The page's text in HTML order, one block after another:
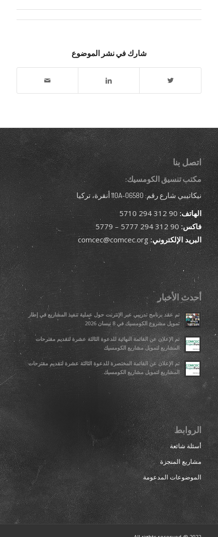
شارك في نشر الموضوع
اتصل بنا
مكتب تنسيق الكومسيك:
نيكاتيبي شارع رقم: 110A-06580 أنقرة، تركيا
الهاتف:90 312 294 5710
فاكس:90 312 294 5777 – 5779
البريد الإلكتروني:comcec@comcec.org
أحدث الأخبار
تم عقد برنامج تدريبي عبر الإنترنت حول عملية تنفيذ المشاريع في إطار
تمويل مشروع الكومسيك في 8 نيسان 2026
تم الإعلان عن القائمة النهائية للدعوة الثالثة عشرة لتقديم مقترحات
المشاريع لتمويل مشاريع الكومسيك
تم الإعلان عن القائمة المختصرة للدعوة الثالثة عشرة لتقديم مقترحات
المشاريع لتمويل مشاريع الكومسيك.
الروابط
أسئلة شائعة
مشاريع المنجزة
الموضوعات المدعومة